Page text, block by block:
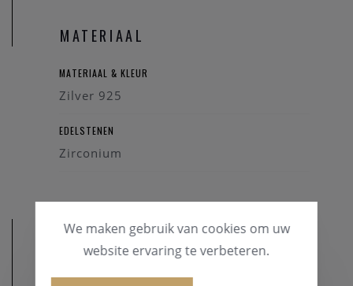
MATERIAAL
MATERIAAL & KLEUR
Zilver 925
EDELSTENEN
Zirconium
We maken gebruik van cookies om uw
website ervaring te verbeteren.